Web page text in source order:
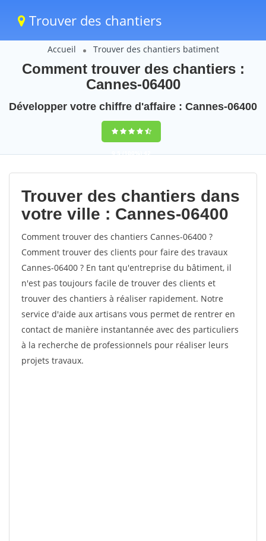
Trouver des chantiers
Accueil Trouver des chantiers batiment
Comment trouver des chantiers :
Cannes-06400
Développer votre chiffre d'affaire : Cannes-06400
9,5(100%)42
votes
Trouver des chantiers dans
votre ville : Cannes-06400
Comment trouver des chantiers Cannes-06400 ?
Comment trouver des clients pour faire des travaux
Cannes-06400 ? En tant qu'entreprise du bâtiment, il
n'est pas toujours facile de trouver des clients et
trouver des chantiers à réaliser rapidement. Notre
service d'aide aux artisans vous permet de rentrer en
contact de manière instantannée avec des particuliers
à la recherche de professionnels pour réaliser leurs
projets travaux.